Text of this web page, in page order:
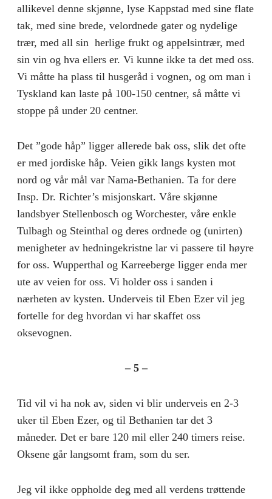
allikevel denne skjønne, lyse Kappstad med sine flate
tak, med sine brede, velordnede gater og nydelige
trær, med all sin herlige frukt og appelsintrær, med
sin vin og hva ellers er. Vi kunne ikke ta det med oss.
Vi måtte ha plass til husgeråd i vognen, og om man i
Tyskland kan laste på 100-150 centner, så måtte vi
stoppe på under 20 centner.
Det ”gode håp” ligger allerede bak oss, slik det ofte
er med jordiske håp. Veien gikk langs kysten mot
nord og vår mål var Nama-Bethanien. Ta for dere
Insp. Dr. Richter’s misjonskart. Våre skjønne
landsbyer Stellenbosch og Worchester, våre enkle
Tulbagh og Steinthal og deres ordnede og (unirten)
menigheter av hedningekristne lar vi passere til høyre
for oss. Wupperthal og Karreeberge ligger enda mer
ute av veien for oss. Vi holder oss i sanden i
nærheten av kysten. Underveis til Eben Ezer vil jeg
fortelle for deg hvordan vi har skaffet oss
oksevognen.
– 5 –
Tid vil vi ha nok av, siden vi blir underveis en 2-3
uker til Eben Ezer, og til Bethanien tar det 3
måneder. Det er bare 120 mil eller 240 timers reise.
Oksene går langsomt fram, som du ser.
Jeg vil ikke oppholde deg med all verdens trøttende